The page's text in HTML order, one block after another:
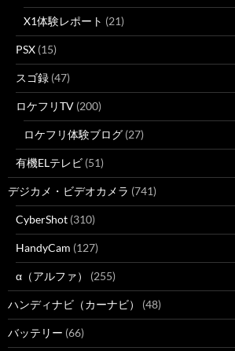
X1体験レポート (21)
PSX (15)
スゴ録 (47)
ロケフリTV (200)
ロケフリ体験ブログ (27)
有機ELテレビ (51)
デジカメ・ビデオカメラ (741)
CyberShot (310)
HandyCam (127)
α（アルファ） (255)
ハンディナビ（カーナビ） (48)
バッテリー (66)